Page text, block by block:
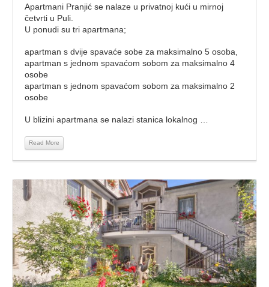
Apartmani Pranjić se nalaze u privatnoj kući u mirnoj
četvrti u Puli.
U ponudi su tri apartmana;
apartman s dvije spavaće sobe za maksimalno 5 osoba,
apartman s jednom spavaćom sobom za maksimalno 4
osobe
apartman s jednom spavaćom sobom za maksimalno 2
osobe
U blizini apartmana se nalazi stanica lokalnog …
Read More
Read More